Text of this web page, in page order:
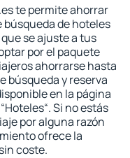
te permite ahorrar
búsqueda de hoteles
se ajuste a tus
por el paquete
ahorrarse hasta
búsqueda y reserva
en la página
Si no estás
por alguna razón
ofrece la
coste.